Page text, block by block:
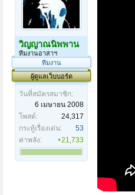
วิญญาณนิพพาน
ทีมงานอาสาฯ
ทีมงาน
ผู้ดูแลเว็บบอร์ด
วันที่สมัครสมาชิก:
6 เมษายน 2008
โพสต์:
24,317
กระทู้เรื่องเด่น:
53
ค่าพลัง:
+21,733